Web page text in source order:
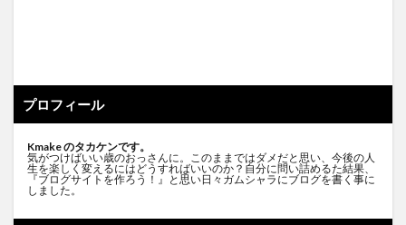
プロフィール
Kmake のタカケンです。
気がつけばいい歳のおっさんに。このままではダメだと思い、今後の人
生を楽しく変えるにはどうすればいいのか？自分に問い詰めるた結果、
『ブログサイトを作ろう！』と思い日々ガムシャラにブログを書く事に
しました。